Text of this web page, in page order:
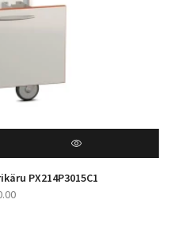
PX214P3015C1